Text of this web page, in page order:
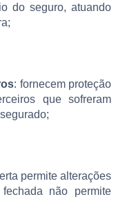
do seguro, atuando
: fornecem proteção
que sofreram
permite alterações
não permite